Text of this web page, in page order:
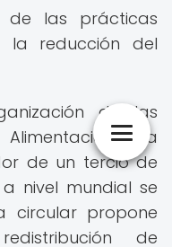
de las prácticas
la reducción del
de las
y la
de un tercio de
nivel mundial se
circular propone
de